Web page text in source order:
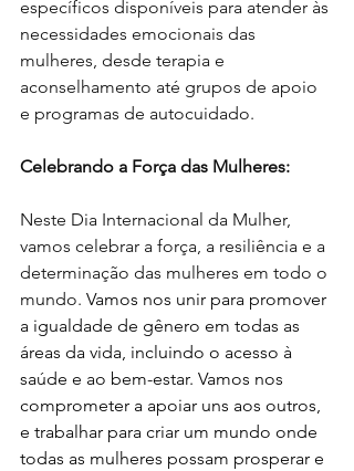
específicos disponíveis para atender às
necessidades emocionais das
mulheres, desde terapia e
aconselhamento até grupos de apoio
e programas de autocuidado.
Celebrando a Força das Mulheres:
Neste Dia Internacional da Mulher,
vamos celebrar a força, a resiliência e a
determinação das mulheres em todo o
mundo. Vamos nos unir para promover
a igualdade de gênero em todas as
áreas da vida, incluindo o acesso à
saúde e ao bem-estar. Vamos nos
comprometer a apoiar uns aos outros,
e trabalhar para criar um mundo onde
todas as mulheres possam prosperar e